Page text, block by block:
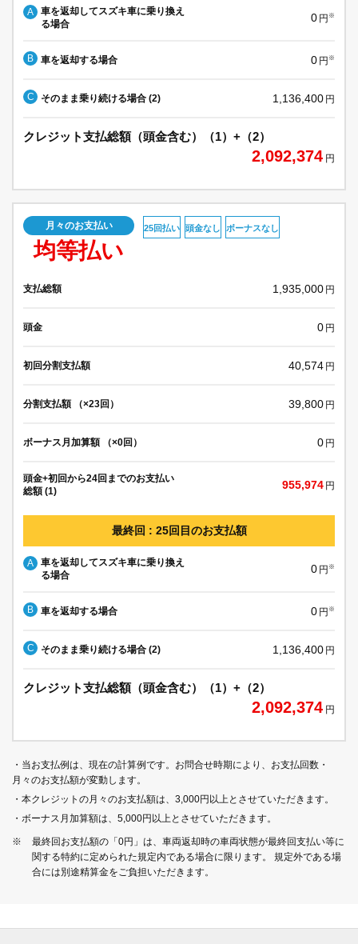
A
車を返却してスズキ車に乗り換え
る場合
0 円 ※
B 車を返却する場合 0 円 ※
C そのまま乗り続ける場合 (2) 1,136,400 円
クレジット支払総額（頭金含む）（1）+（2）
2,092,374 円
月々のお支払い
均等払い
25回払い 頭金なし ボーナスなし
支払総額 1,935,000 円
頭金 0 円
初回分割支払額 40,574 円
分割支払額 （×23回） 39,800 円
ボーナス月加算額 （×0回） 0 円
頭金+初回から24回までのお支払い
総額 (1)
955,974 円
最終回 : 25回目のお支払額
A
車を返却してスズキ車に乗り換え
る場合
0 円 ※
B 車を返却する場合 0 円 ※
C そのまま乗り続ける場合 (2) 1,136,400 円
クレジット支払総額（頭金含む）（1）+（2）
2,092,374 円
・当お支払例は、現在の計算例です。お問合せ時期により、お支払回数・
月々のお支払額が変動します。
・本クレジットの月々のお支払額は、3,000円以上とさせていただきます。
・ボーナス月加算額は、5,000円以上とさせていただきます。
※
最終回お支払額の「0円」は、車両返却時の車両状態が最終回支払い等に
関する特約に定められた規定内である場合に限ります。 規定外である場
合には別途精算金をご負担いただきます。